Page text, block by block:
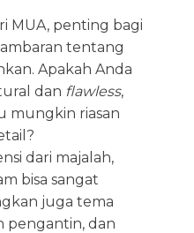
MUA, penting bagi
tentang
Apakah Anda
dan flawless,
mungkin riasan
dari majalah,
bisa sangat
juga tema
pengantin, dan